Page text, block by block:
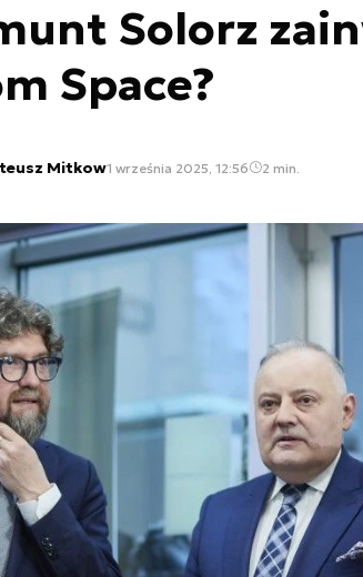
Solorz
Space?
Mitkow1 września 2025, 12:56 2 min.